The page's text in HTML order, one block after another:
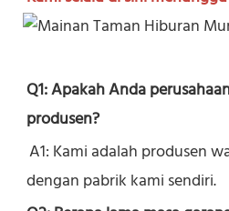
Q1: Apakah Anda
produsen?
A1: Kami adalah produsen
dengan pabrik kami sendiri.